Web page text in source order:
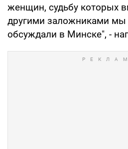
женщин, судьбу которых
другими заложниками мы
обсуждали в Минске", -